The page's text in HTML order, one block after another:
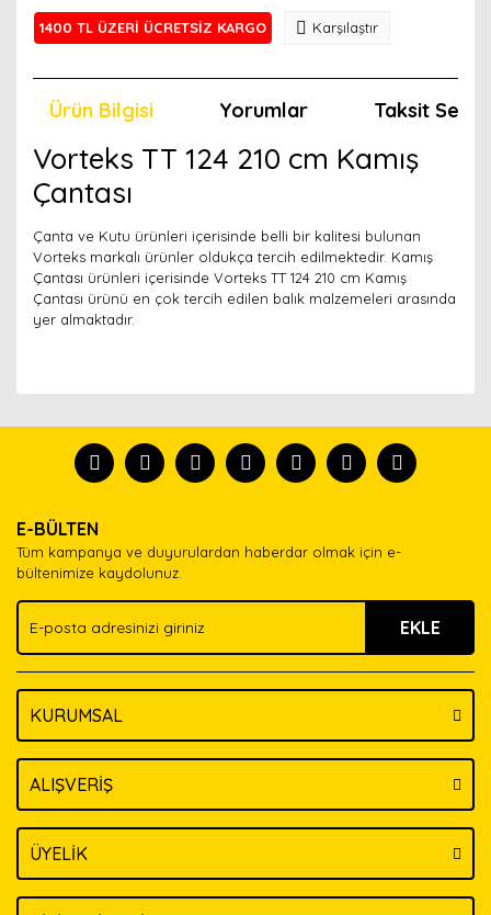
1400 TL ÜZERİ ÜCRETSİZ KARGO Karşılaştır
Ürün Bilgisi Yorumlar Taksit
Vorteks TT 124 210 cm Kamış
Çantası
Çanta ve Kutu ürünleri içerisinde belli bir kalitesi bulunan
Vorteks markalı ürünler oldukça tercih edilmektedir. Kamış
Çantası ürünleri içerisinde Vorteks TT 124 210 cm Kamış
Çantası ürünü en çok tercih edilen balık malzemeleri arasında
yer almaktadır.
tanısın.
formunu kullanarak tarafımıza iletebilirsiniz.
Görüş ve önerileriniz için teşekkür ederiz.
Ürün açıklamasında eksik bilgiler bulunuyor.
Ürün bilgilerinde hatalar bulunuyor.
Ürün fiyatı diğer sitelerden daha pahalı.
Bu ürüne benzer farklı alternatifler olmalı.
E-BÜLTEN
Tüm kampanya ve duyurulardan haberdar olmak için e-
bültenimize kaydolunuz.
EKLE
KURUMSAL
ALIŞVERİŞ
ÜYELİK